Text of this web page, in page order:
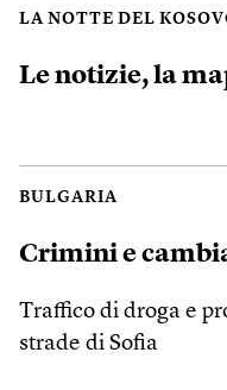
LA NOTTE DEL
Le notizie, la
BULGARIA
Crimini e
Traffico di droga e
strade di Sofia